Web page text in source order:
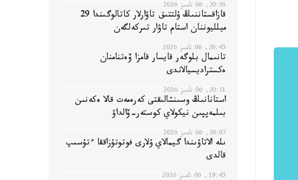
20:56, 06 تامىز 2026
قازاقستاننىڭ ۇلتتىق تاۋارلار كاتالوگىندا 29
ميلليوننان استام تاۋار تىركەلگەن
20:45, 06 تامىز 2026
تانىمال بلوگەر قايسار قامزا ۆەتنامنان
ەكستراديسيالاندى
20:31, 06 تامىز 2026
استانانىڭ وسىنشالىقتى كەرەمەت قالا ەكەنىن
بىلمەپپىن نيكولاي كوستەر-ۆالداۋ
20:07, 06 تامىز 2026
ىلە الاتاۋىندا گيمالاي ۇلارى فوتوتۇزاققا ءتۇسىپ
قالدى
19:45, 06 تامىز 2026